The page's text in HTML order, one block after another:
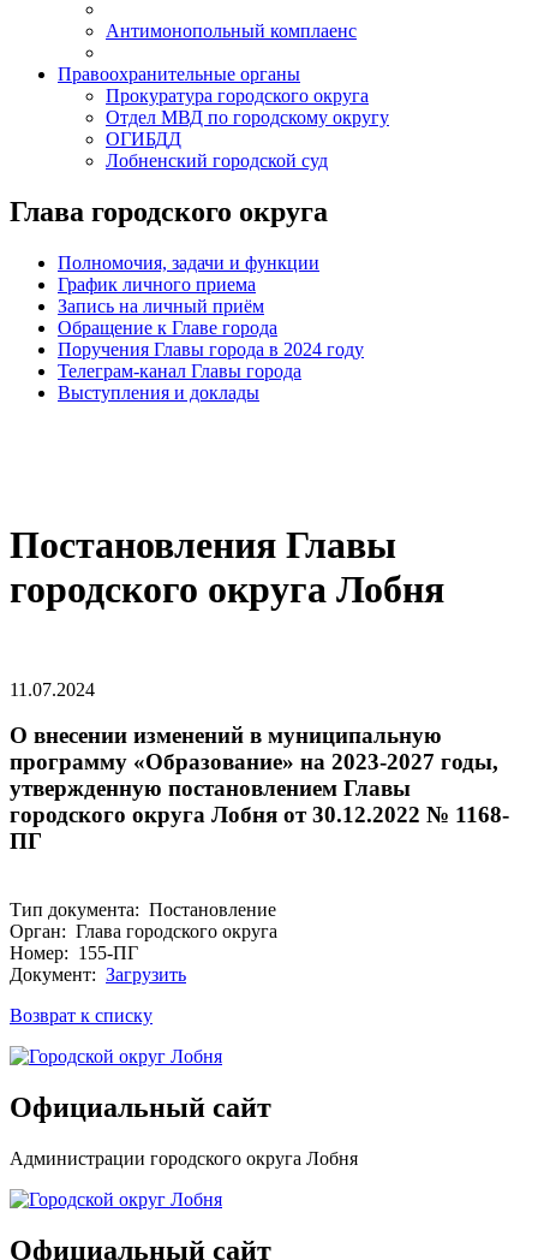
Антимонопольный комплаенс
Правоохранительные органы
Прокуратура городского округа
Отдел МВД по городскому округу
ОГИБДД
Лобненский городской суд
Глава городского округа
Полномочия, задачи и функции
График личного приема
Запись на личный приём
Обращение к Главе города
Поручения Главы города в 2024 году
Телеграм-канал Главы города
Выступления и доклады
Постановления Главы
городского округа Лобня
11.07.2024
О внесении изменений в муниципальную
программу «Образование» на 2023-2027 годы,
утвержденную постановлением Главы
городского округа Лобня от 30.12.2022 № 1168-
ПГ
Тип документа: Постановление
Орган: Глава городского округа
Номер: 155-ПГ
Документ: Загрузить
Возврат к списку
Официальный сайт
Администрации городского округа Лобня
Официальный сайт